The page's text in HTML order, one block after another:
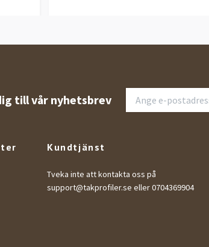
till vår nyhetsbrev
Kundtjänst
Tveka inte att kontakta oss på
support@takprofiler.se eller 0704369904